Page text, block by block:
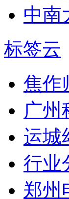
中南
标签云
焦作
广州
运城
行业
郑州